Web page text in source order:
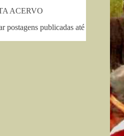
ACERVO
postagens publicadas até